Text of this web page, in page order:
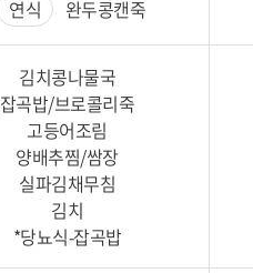
연식 완두콩캔죽
김치콩나물국
잡곡밥/브로콜리죽
고등어조림
양배추찜/쌈장
실파김채무침
김치
*당뇨식-잡곡밥